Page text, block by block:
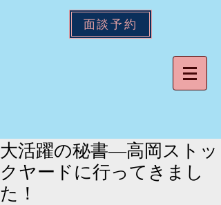
面談予約
大活躍の秘書―高岡ストッ
クヤードに行ってきまし
た！